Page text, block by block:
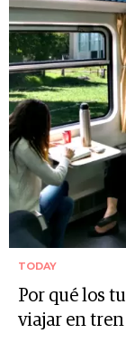
TODAY
Por qué los
viajar en tren